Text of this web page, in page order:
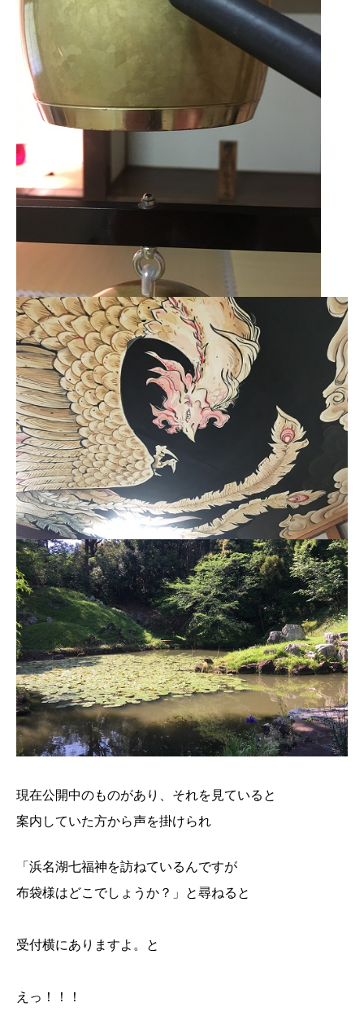
現在公開中のものがあり、それを見ていると
案内していた方から声を掛けられ
「浜名湖七福神を訪ねているんですが
布袋様はどこでしょうか？」と尋ねると
受付横にありますよ。と
えっ！！！